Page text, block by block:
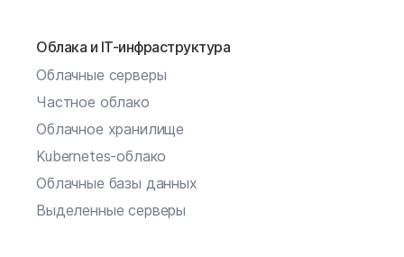
Облака и IT-инфраструктура
Облачные серверы
Частное облако
Облачное хранилище
Kubernetes-облако
Облачные базы данных
Выделенные серверы